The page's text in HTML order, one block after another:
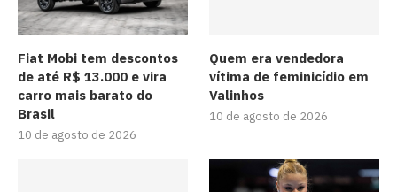
Fiat Mobi tem descontos
de até R$ 13.000 e vira
carro mais barato do
Brasil
10 de agosto de 2026
Quem era vendedora
vítima de feminicídio em
Valinhos
10 de agosto de 2026